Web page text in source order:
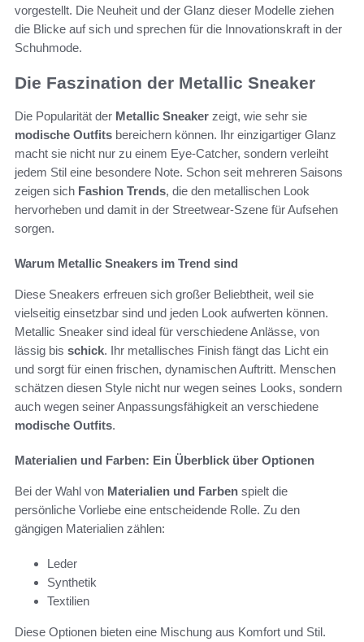
vorgestellt. Die Neuheit und der Glanz dieser Modelle ziehen
die Blicke auf sich und sprechen für die Innovationskraft in der
Schuhmode.
Die Faszination der Metallic Sneaker
Die Popularität der Metallic Sneaker zeigt, wie sehr sie
modische Outfits bereichern können. Ihr einzigartiger Glanz
macht sie nicht nur zu einem Eye-Catcher, sondern verleiht
jedem Stil eine besondere Note. Schon seit mehreren Saisons
zeigen sich Fashion Trends, die den metallischen Look
hervorheben und damit in der Streetwear-Szene für Aufsehen
sorgen.
Warum Metallic Sneakers im Trend sind
Diese Sneakers erfreuen sich großer Beliebtheit, weil sie
vielseitig einsetzbar sind und jeden Look aufwerten können.
Metallic Sneaker sind ideal für verschiedene Anlässe, von
lässig bis schick. Ihr metallisches Finish fängt das Licht ein
und sorgt für einen frischen, dynamischen Auftritt. Menschen
schätzen diesen Style nicht nur wegen seines Looks, sondern
auch wegen seiner Anpassungsfähigkeit an verschiedene
modische Outfits.
Materialien und Farben: Ein Überblick über Optionen
Bei der Wahl von Materialien und Farben spielt die
persönliche Vorliebe eine entscheidende Rolle. Zu den
gängigen Materialien zählen:
Leder
Synthetik
Textilien
Diese Optionen bieten eine Mischung aus Komfort und Stil.